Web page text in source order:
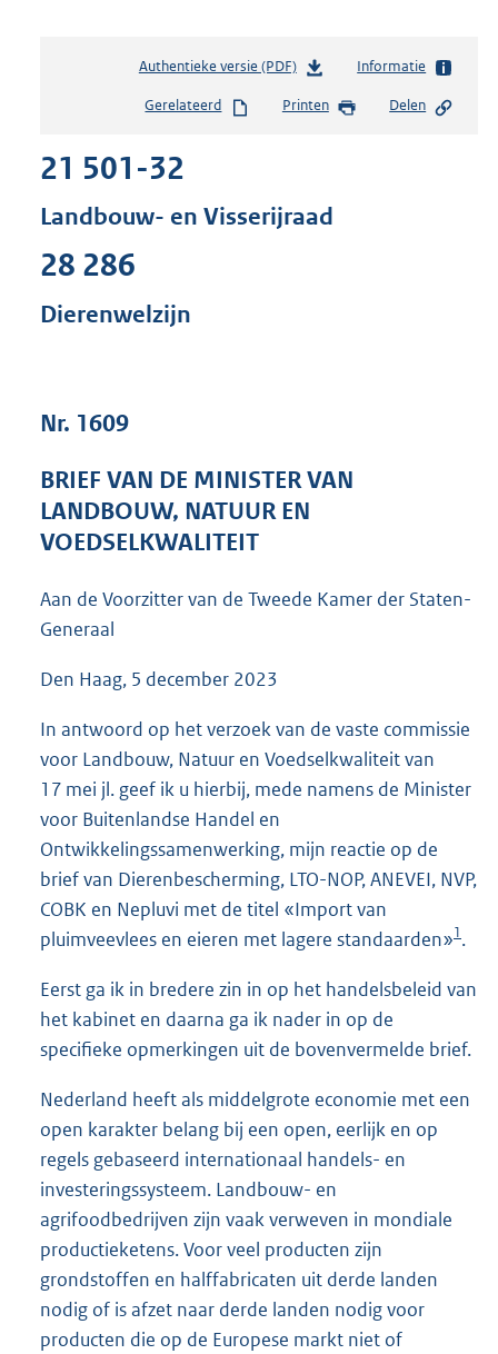
Authentieke versie (PDF)b
s
s
K
b
Informatie
Gerelateerd Printen Delen
21 501-32
Landbouw- en Visserijraad
28 286
Dierenwelzijn
Nr. 1609
BRIEF VAN DE MINISTER VAN
LANDBOUW, NATUUR EN
VOEDSELKWALITEIT
Aan de Voorzitter van de Tweede Kamer der Staten-
Generaal
Den Haag, 5 december 2023
In antwoord op het verzoek van de vaste commissie
voor Landbouw, Natuur en Voedselkwaliteit van
17 mei jl. geef ik u hierbij, mede namens de Minister
voor Buitenlandse Handel en
Ontwikkelingssamenwerking, mijn reactie op de
brief van Dierenbescherming, LTO-NOP, ANEVEI, NVP,
COBK en Nepluvi met de titel «Import van
pluimveevlees en eieren met lagere standaarden»1.
Eerst ga ik in bredere zin in op het handelsbeleid van
het kabinet en daarna ga ik nader in op de
specifieke opmerkingen uit de bovenvermelde brief.
Nederland heeft als middelgrote economie met een
open karakter belang bij een open, eerlijk en op
regels gebaseerd internationaal handels- en
investeringssysteem. Landbouw- en
agrifoodbedrijven zijn vaak verweven in mondiale
productieketens. Voor veel producten zijn
grondstoffen en halffabricaten uit derde landen
nodig of is afzet naar derde landen nodig voor
producten die op de Europese markt niet of